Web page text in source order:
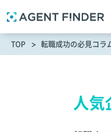
TOP 転職成功の必見コラ
人気